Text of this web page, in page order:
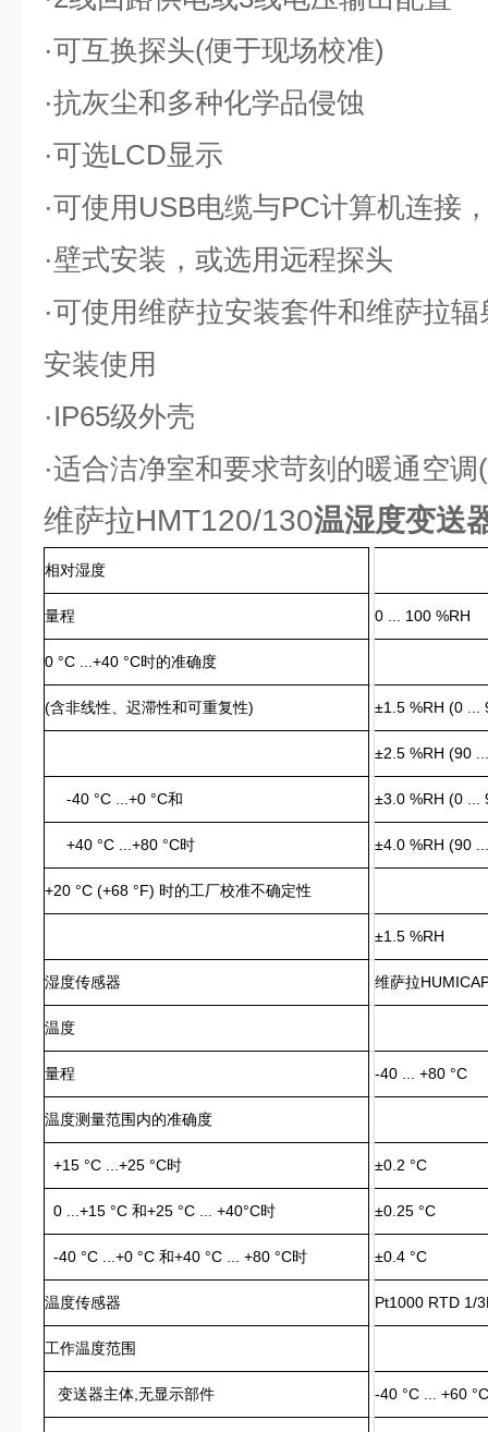
·可互换探头(便于现场校准)
·抗灰尘和多种化学品侵蚀
·可选LCD显示
·可使用USB电缆与PC计算机连接
·壁式安装，或选用远程探头
·可使用维萨拉安装套件和维萨拉
安装使用
·IP65级外壳
·适合洁净室和要求苛刻的暖通空调
维萨拉HMT120/130温湿度变送
相对湿度
量程 0 ... 100 %RH
0 °C ...+40 °C时的准确度
(含非线性、迟滞性和可重复性) ±1.5 %RH (0 ...
±2.5 %RH (90
-40 °C ...+0 °C和 ±3.0 %RH (0 ...
+40 °C ...+80 °C时 ±4.0 %RH (90
+20 °C (+68 °F) 时的工厂校准不确定性
±1.5 %RH
湿度传感器 维萨拉
温度
量程 -40 ... +80 °C
温度测量范围内的准确度
+15 °C ...+25 °C时 ±0.2 °C
0 ...+15 °C 和+25 °C ... +40°C时 ±0.25 °C
-40 °C ...+0 °C 和+40 °C ... +80 °C时 ±0.4 °C
温度传感器 Pt1000 RTD 1/
工作温度范围
变送器主体,无显示部件 -40 °C ... +60 °C